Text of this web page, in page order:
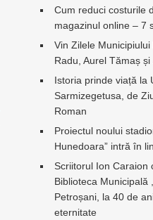
Cum reduci costurile
magazinul online – 7
Vin Zilele
Radu, Aurel Tămaș
Istoria prinde viață la
Sarmizegetusa, de
Roman
Proiectul noului
Hunedoara” intră în
Scriitorul Ion Caraion
Biblioteca Municipală
Petroșani, la 40 de
eternitate